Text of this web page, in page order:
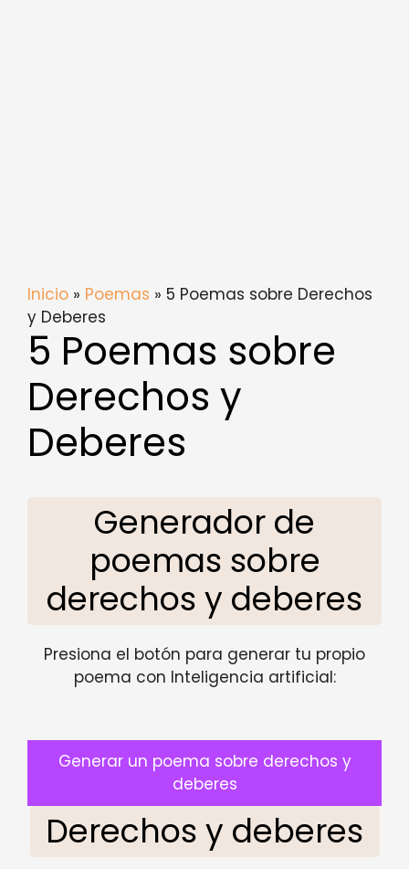
Inicio » Poemas » 5 Poemas sobre Derechos
y Deberes
5 Poemas sobre
Derechos y
Deberes
Generador de
poemas sobre
derechos y deberes
Presiona el botón para generar tu propio
poema con Inteligencia artificial:
Generar un poema sobre derechos y
deberes
Derechos y deberes